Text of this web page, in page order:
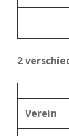
2
Verein